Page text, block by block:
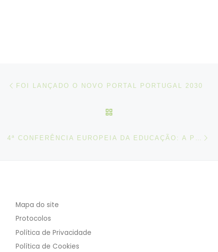
Post navigation
FOI LANÇADO O NOVO PORTAL PORTUGAL 2030
Mapa do site
Protocolos
Política de Privacidade
Política de Cookies